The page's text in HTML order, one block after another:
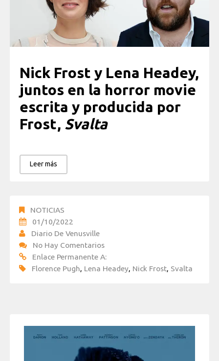
Nick Frost y Lena Headey,
juntos en la horror movie
escrita y producida por
Frost, Svalta
Leer más
NOTICIAS
01/10/2022
Diario De Venusville
No Hay Comentarios
Enlace Permanente A:
Florence Pugh, Lena Headey, Nick Frost, Svalta